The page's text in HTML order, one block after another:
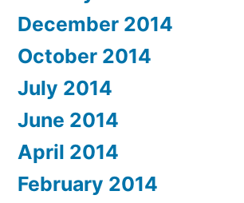
December 2014
October 2014
July 2014
June 2014
April 2014
February 2014